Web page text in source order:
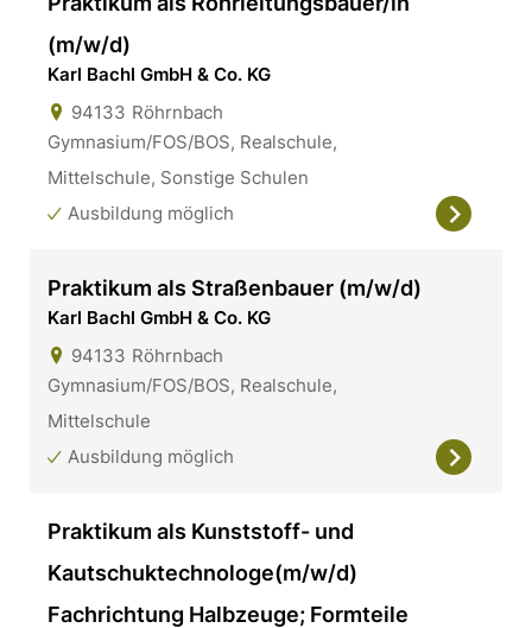
(m/w/d)
Karl Bachl GmbH & Co. KG
94133 Röhrnbach
Gymnasium/FOS/BOS, Realschule,
Mittelschule, Sonstige Schulen
Ausbildung möglich
Praktikum als Straßenbauer (m/w/d)
Karl Bachl GmbH & Co. KG
94133 Röhrnbach
Gymnasium/FOS/BOS, Realschule,
Mittelschule
Ausbildung möglich
Praktikum als Kunststoff- und
Kautschuktechnologe(m/w/d)
Fachrichtung Halbzeuge; Formteile